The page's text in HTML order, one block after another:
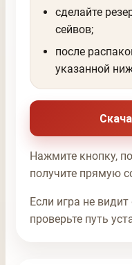
сделайте
сейвов;
после
указанной
Нажмите кнопку,
получите прямую
Если игра не
проверьте путь